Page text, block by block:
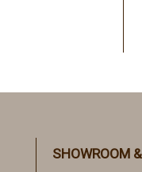
SHOWROOM